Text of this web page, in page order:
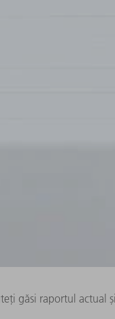
găsi raportul actual